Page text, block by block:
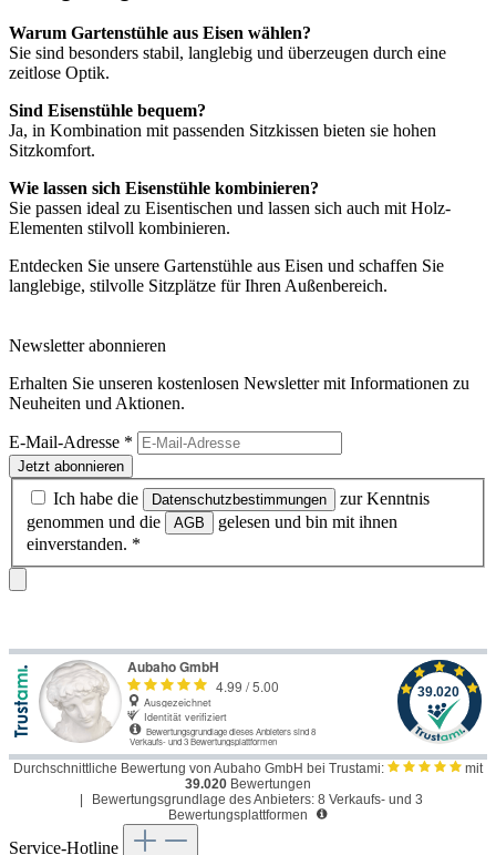
Warum Gartenstühle aus Eisen wählen?
Sie sind besonders stabil, langlebig und überzeugen durch eine
zeitlose Optik.
Sind Eisenstühle bequem?
Ja, in Kombination mit passenden Sitzkissen bieten sie hohen
Sitzkomfort.
Wie lassen sich Eisenstühle kombinieren?
Sie passen ideal zu Eisentischen und lassen sich auch mit Holz-
Elementen stilvoll kombinieren.
Entdecken Sie unsere Gartenstühle aus Eisen und schaffen Sie
langlebige, stilvolle Sitzplätze für Ihren Außenbereich.
Newsletter abonnieren
Erhalten Sie unseren kostenlosen Newsletter mit Informationen zu
Neuheiten und Aktionen.
E-Mail-Adresse *
Jetzt abonnieren
Ich habe die Datenschutzbestimmungen
zur Kenntnis
genommen und die
AGB
gelesen und bin mit ihnen
einverstanden. *
Durchschnittliche Bewertung von Aubaho GmbH bei Trustami:
mit
39.020 Bewertungen
|
Bewertungsgrundlage des Anbieters: 8 Verkaufs- und 3
Bewertungsplattformen
Service-Hotline